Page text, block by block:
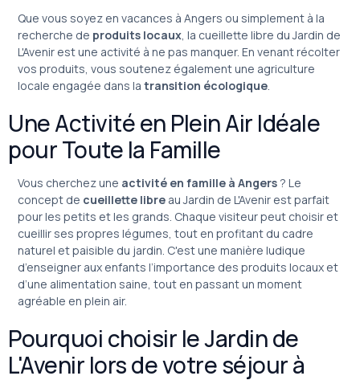
Que vous soyez en vacances à Angers ou simplement à la
recherche de produits locaux, la cueillette libre du Jardin de
L'Avenir est une activité à ne pas manquer. En venant récolter
vos produits, vous soutenez également une agriculture
locale engagée dans la transition écologique.
Une Activité en Plein Air Idéale
pour Toute la Famille
Vous cherchez une activité en famille à Angers ? Le
concept de cueillette libre au Jardin de L'Avenir est parfait
pour les petits et les grands. Chaque visiteur peut choisir et
cueillir ses propres légumes, tout en profitant du cadre
naturel et paisible du jardin. C'est une manière ludique
d’enseigner aux enfants l’importance des produits locaux et
d’une alimentation saine, tout en passant un moment
agréable en plein air.
Pourquoi choisir le Jardin de
L'Avenir lors de votre séjour à